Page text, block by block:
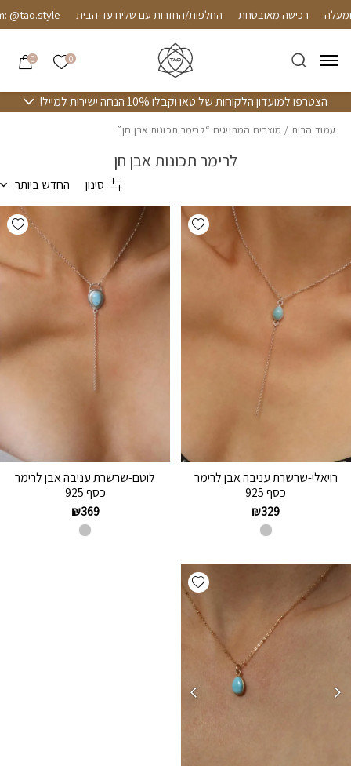
Skip to Contentרכישה מאובטחת החלפות/החזרות עם שליח עד הבית
0 הרשימה
0
הצטרפו למועדון הלקוחות של טאו וקבלו 10% הנחה ישירות למייל!
עמוד הבית / מוצרים המתויגים “לרימר תכונות אבן חן”
לרימר תכונות אבן חן
סינון החדש ביותר
Add wishlist
רויאלי-שרשרת עניבה אבן לרימר
כסף 925
₪329
לוטם-שרשרת עניבה אבן לרימר
כסף 925
₪369
Add wishlist
בחזרה למעלה